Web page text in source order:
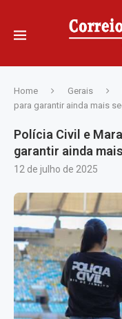
Home Gerais
para garantir ainda mais
Polícia Civil e
garantir ainda
12 de julho de 2025